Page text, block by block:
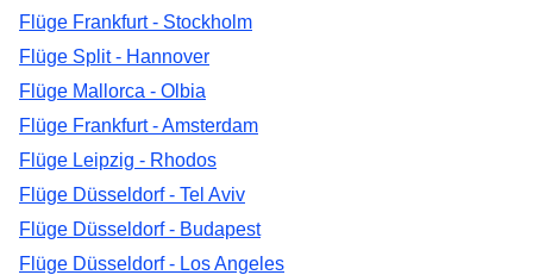
Flüge Frankfurt - Stockholm
Flüge Split - Hannover
Flüge Mallorca - Olbia
Flüge Frankfurt - Amsterdam
Flüge Leipzig - Rhodos
Flüge Düsseldorf - Tel Aviv
Flüge Düsseldorf - Budapest
Flüge Düsseldorf - Los Angeles